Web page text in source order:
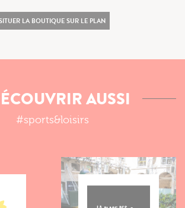
LA BOUTIQUE SUR LE PLAN
AUSSI
#sports&loisirs